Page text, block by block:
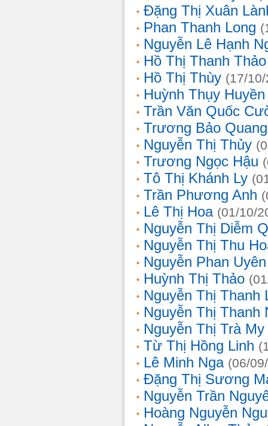
Đặng Thị Xuân
Phan Thanh Long
Nguyễn Lê Hạnh
Hồ Thị Thanh Thảo
Hồ Thị Thùy (17/
Huỳnh Thụy
Trần Văn Quốc
Trương Bảo
Nguyễn Thị Thủy
Trương Ngọc Hậu
Tô Thị Khánh Ly
Trần Phương Anh
Lê Thị Hoa (01/10/
Nguyễn Thị Diễm
Nguyễn Thị Thu
Nguyễn Phan
Huỳnh Thị Thảo
Nguyễn Thị Thanh
Nguyễn Thị Thanh
Nguyễn Thị Trà My
Từ Thị Hồng Linh
Lê Minh Nga (06/
Đặng Thị Sương
Nguyễn Trần
Hoàng Nguyễn